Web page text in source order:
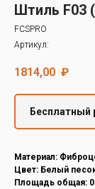
Штиль F03
FCSPRO
Артикул:
1814,00 ₽
Бесплатный
Материал:
Цвет: Белый
Площадь общая: